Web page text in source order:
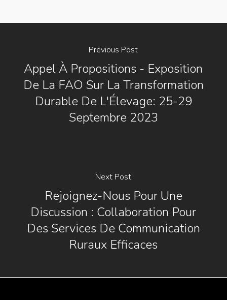
Previous Post
Appel À Propositions - Exposition
De La FAO Sur La Transformation
Durable De L'Élevage: 25-29
Septembre 2023
Next Post
Rejoignez-Nous Pour Une
Discussion : Collaboration Pour
Des Services De Communication
Ruraux Efficaces